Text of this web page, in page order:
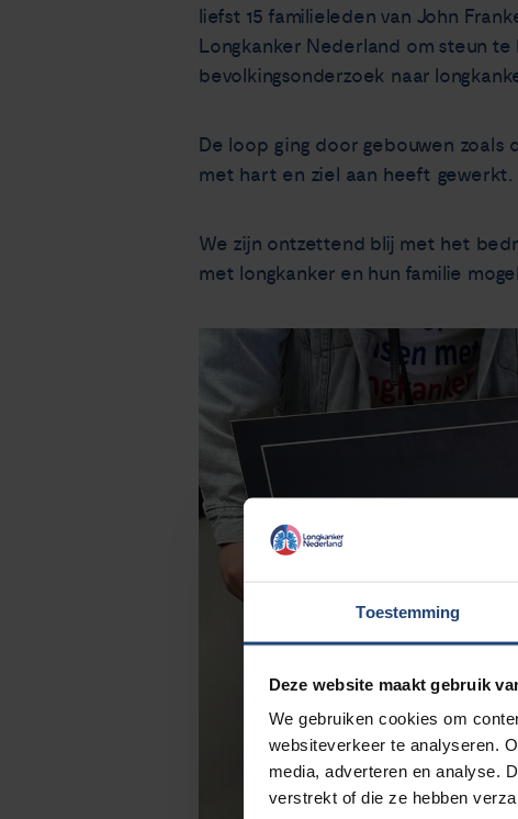
Toestemming
Deze website maakt gebruik
We gebruiken cookies om
websiteverkeer te analyseren.
media, adverteren en analyse.
verstrekt of die ze hebben
liefst 15 familieleden van John
Longkanker Nederland om steun
bevolkingsonderzoek naar
De loop ging door gebouwen zoals
met hart en ziel aan heeft gewerkt.
We zijn ontzettend blij met het
met longkanker en hun familie